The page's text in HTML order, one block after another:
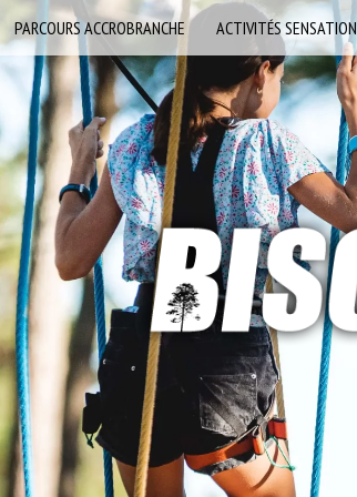
PARCOURS ACCROBRANCHE ACTIVITÉS SENSATION